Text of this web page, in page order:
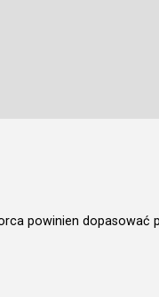
powinien dopasować